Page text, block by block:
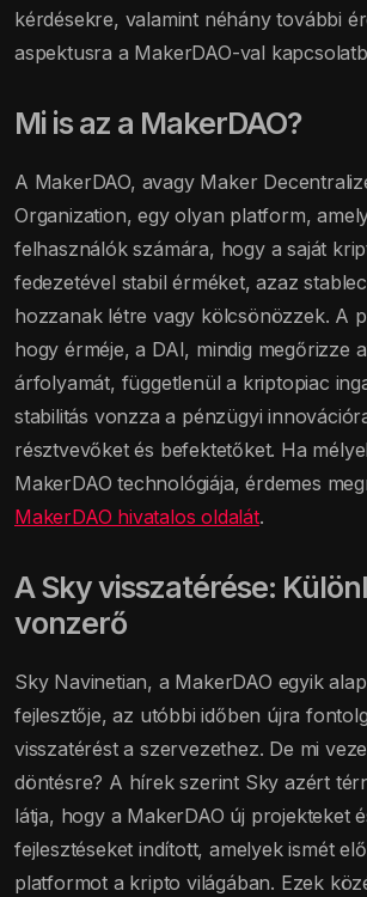
kérdésekre, valamint néhány további
aspektusra a MakerDAO-val
Mi is az a MakerDAO?
A MakerDAO, avagy Maker
Organization, egy olyan platform,
felhasználók számára, hogy a saját
fedezetével stabil érméket, azaz
hozzanak létre vagy kölcsönözzek. A
hogy érméje, a DAI, mindig megőrizze
árfolyamát, függetlenül a kriptopiac
stabilitás vonzza a pénzügyi
résztvevőket és befektetőket. Ha
MakerDAO technológiája, érdemes
MakerDAO hivatalos oldalát.
A Sky visszatérése:
vonzerő
Sky Navinetian, a MakerDAO egyik
fejlesztője, az utóbbi időben újra
visszatérést a szervezethez. De mi
döntésre? A hírek szerint Sky azért
látja, hogy a MakerDAO új projekteket
fejlesztéseket indított, amelyek ismét
platformot a kripto világában. Ezek